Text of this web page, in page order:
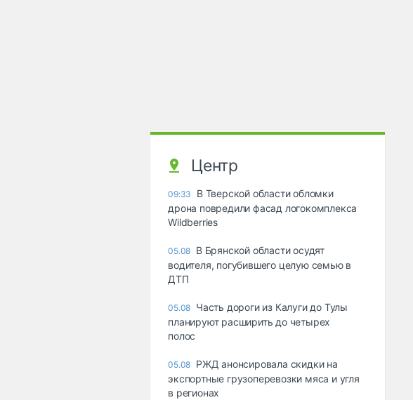
Центр
09:33
В Тверской области обломки
дрона повредили фасад логокомплекса
Wildberries
05.08 В Брянской области осудят
водителя, погубившего целую семью в
ДТП
05.08 Часть дороги из Калуги до Тулы
планируют расширить до четырех
полос
05.08 РЖД анонсировала скидки на
экспортные грузоперевозки мяса и угля
в регионах